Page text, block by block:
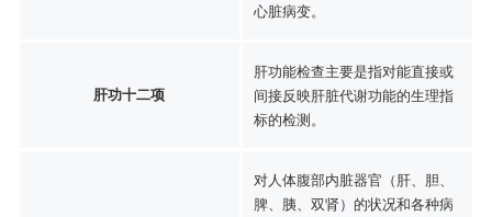
心脏病变。
肝功十二项
肝功能检查主要是指对能直接或
间接反映肝脏代谢功能的生理指
标的检测。
对人体腹部内脏器官（肝、胆、
脾、胰、双肾）的状况和各种病